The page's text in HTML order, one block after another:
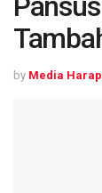
by Media